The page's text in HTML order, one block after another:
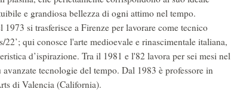
e grandiosa bellezza di ogni attimo nel tempo.
si trasferisce a Firenze per lavorare come tecnico
qui conosce l'arte medioevale e rinascimentale italiana,
d’ispirazione. Tra il 1981 e l'82 lavora per sei mesi nel
tecnologie del tempo. Dal 1983 è professore in
di Valencia (California).